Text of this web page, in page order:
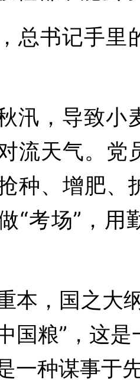
书记手里
，导致小麦
流天气。党
种、增肥、
“考场”，用
，国之大纲
国粮”，这
一种谋事于